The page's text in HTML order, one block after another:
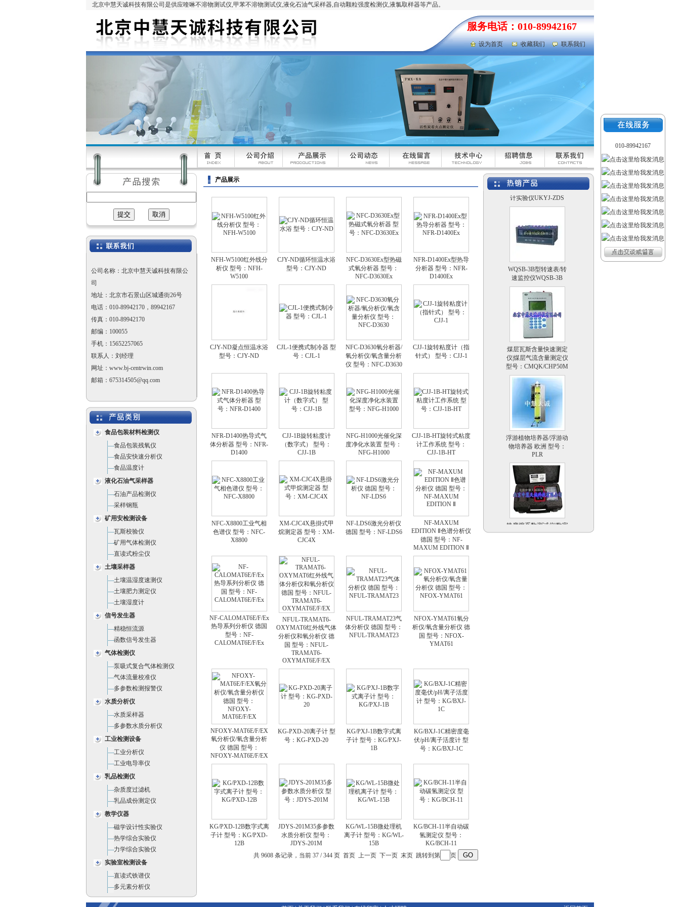
北京中慧天诚科技有限公司是供应喹啉不溶物测试仪,甲苯不溶物测试仪,液化石油气采样器,自动颗粒强度检测仪,液氯取样器等产品。
服务电话：010-89942167
设为首页 收藏我们 联系我们
公司名称：北京中慧天诚科技有限公
司
地址：北京市石景山区城通街26号
电话：010-89942170，89942167
传真：010-89942170
邮编：100055
手机：15652257065
联系人：刘经理
网址：www.bj-centrwin.com
邮箱：675314505@qq.com
食品包装材料检测仪
食品包装残氧仪
食品安快速分析仪
食品温度计
液化石油气采样器
石油产品检测仪
采样钢瓶
矿用安检测设备
瓦斯校验仪
矿用气体检测仪
直读式粉尘仪
土壤采样器
土壤温湿度速测仪
土壤肥力测定仪
土壤湿度计
信号发生器
精稳恒流源
函数信号发生器
气体检测仪
泵吸式复合气体检测仪
气体流量校准仪
多参数检测报警仪
水质分析仪
水质采样器
多参数水质分析仪
工业检测设备
工业分析仪
工业电导率仪
乳品检测仪
杂质度过滤机
乳品成份测定仪
教学仪器
磁学设计性实验仪
热学综合实验仪
力学综合实验仪
实验室检测设备
直读式铁谱仪
多元素分析仪
产品展示
NFH-W5100红外线分
析仪 型号：NFH-
W5100
CJY-ND循环恒温水浴
型号：CJY-ND
NFC-D3630Ex型热磁
式氧分析器 型号：
NFC-D3630Ex
NFR-D1400Ex型热导
分析器 型号：NFR-
D1400Ex
CJY-ND凝点恒温水浴
型号：CJY-ND
CJL-1便携式制冷器 型
号：CJL-1
NFC-D3630氧分析器/
氧分析仪/氧含量分析
仪 型号：NFC-D3630
CJJ-1旋转粘度计（指
针式） 型号：CJJ-1
NFR-D1400热导式气
体分析器 型号：NFR-
D1400
CJJ-1B旋转粘度计
（数字式） 型号：
CJJ-1B
NFG-H1000光催化深
度净化水装置 型号：
NFG-H1000
CJJ-1B-HT旋转式粘度
计工作系统 型号：
CJJ-1B-HT
NFC-X8800工业气相
色谱仪 型号：NFC-
X8800
XM-CJC4X悬掛式甲
烷测定器 型号：XM-
CJC4X
NF-LDS6激光分析仪
德国 型号：NF-LDS6
NF-MAXUM
EDITION Ⅱ色谱分析仪
德国 型号：NF-
MAXUM EDITION Ⅱ
NF-CALOMAT6E/F/Ex
热导系列分析仪 德国
型号：NF-
CALOMAT6E/F/Ex
NFUL-TRAMAT6-
OXYMAT6红外线气体
分析仪和氧分析仪 德
国 型号：NFUL-
TRAMAT6-
OXYMAT6E/F/EX
NFUL-TRAMAT23气
体分析仪 德国 型号：
NFUL-TRAMAT23
NFOX-YMAT61氧分
析仪/氧含量分析仪 德
国 型号：NFOX-
YMAT61
NFOXY-MAT6E/F/EX
氧分析仪/氧含量分析
仪 德国 型号：
NFOXY-MAT6E/F/EX
KG-PXD-20离子计 型
号：KG-PXD-20
KG/PXJ-1B数字式离
子计 型号：KG/PXJ-
1B
KG/BXJ-1C精密度毫
伏/pH/离子活度计 型
号：KG/BXJ-1C
KG/PXD-12B数字式离
子计 型号：KG/PXD-
12B
JDYS-201M35多参数
水质分析仪 型号：
JDYS-201M
KG/WL-15B微处理机
离子计 型号：KG/WL-
15B
KG/BCH-11半自动碳
氢测定仪 型号：
KG/BCH-11
共 9608 条记录，当前 37 / 344 页 首页 上一页 下一页 末页跳转到第 页
RCSG-K
YETD-10A型数显玻璃
瓶底厚壁厚仪 YETD-
UKYJ-ZDS型照度计设
计实验仪UKYJ-ZDS
WQSB-3B型转速表/转
速监控仪WQSB-3B
煤层瓦斯含量快速测定
仪|煤层气流含量测定仪
型号：CMQK/CHP50M
浮游植物培养器/浮游动
物培养器 欧洲 型号：
PLR
静摩擦系数测试仪|数字
式测滑仪|防滑系数检测
仪|防滑仪 美国 型号：
010-89942167